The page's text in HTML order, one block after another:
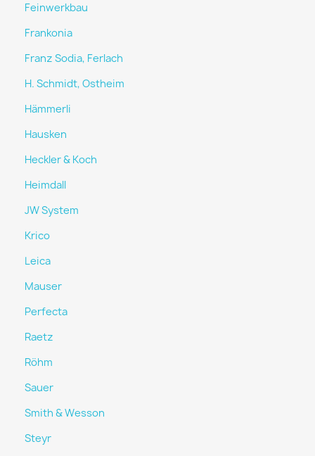
Feinwerkbau
Frankonia
Franz Sodia, Ferlach
H. Schmidt, Ostheim
Hämmerli
Hausken
Heckler & Koch
Heimdall
JW System
Krico
Leica
Mauser
Perfecta
Raetz
Röhm
Sauer
Smith & Wesson
Steyr